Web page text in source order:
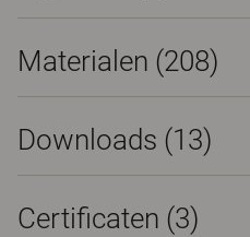
Materialen (208)
Downloads (13)
Certificaten (3)